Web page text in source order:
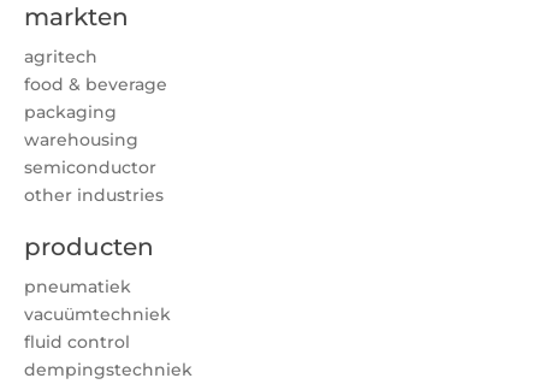
markten
agritech
food & beverage
packaging
warehousing
semiconductor
other industries
producten
pneumatiek
vacuümtechniek
fluid control
dempingstechniek